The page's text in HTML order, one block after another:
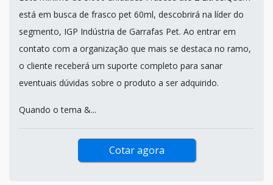
está em busca de frasco pet 60ml, descobrirá na líder do
segmento, IGP Indústria de Garrafas Pet. Ao entrar em
contato com a organização que mais se destaca no ramo,
o cliente receberá um suporte completo para sanar
eventuais dúvidas sobre o produto a ser adquirido.
Quando o tema &...
Cotar agora